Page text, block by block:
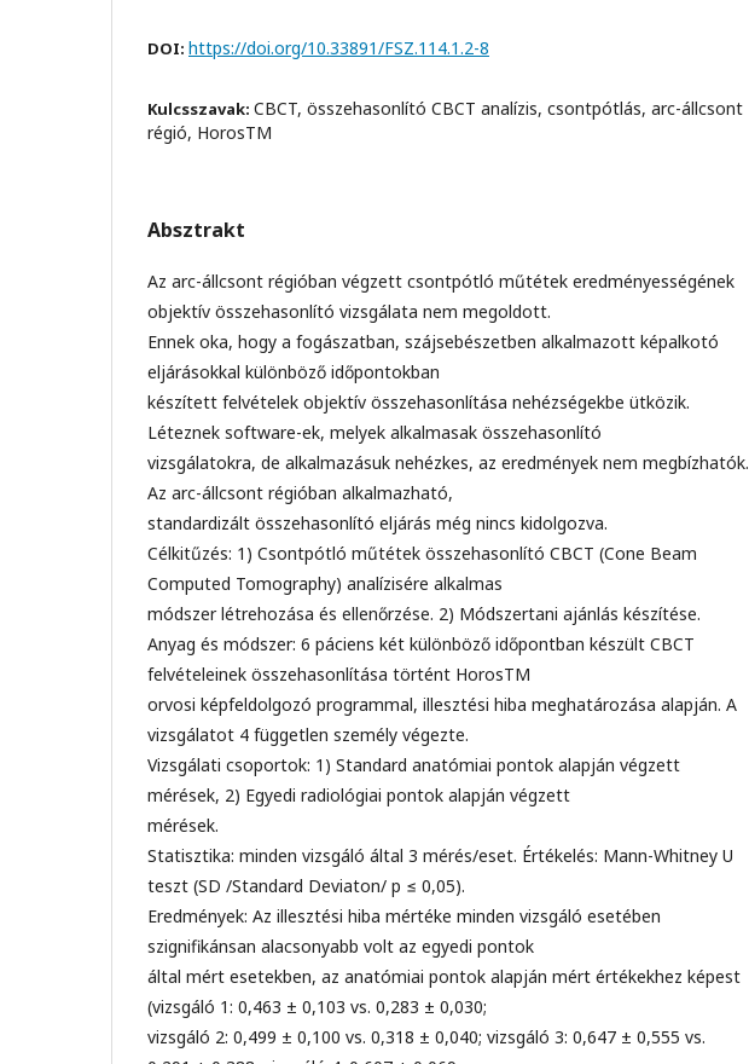
DOI: https://doi.org/10.33891/FSZ.114.1.2-8
Kulcsszavak: CBCT, összehasonlító CBCT analízis, csontpótlás, arc-állcsont
régió, HorosTM
Absztrakt
Az arc-állcsont régióban végzett csontpótló műtétek eredményességének
objektív összehasonlító vizsgálata nem megoldott.
Ennek oka, hogy a fogászatban, szájsebészetben alkalmazott képalkotó
eljárásokkal különböző időpontokban
készített felvételek objektív összehasonlítása nehézségekbe ütközik.
Léteznek software-ek, melyek alkalmasak összehasonlító
vizsgálatokra, de alkalmazásuk nehézkes, az eredmények nem megbízhatók.
Az arc-állcsont régióban alkalmazható,
standardizált összehasonlító eljárás még nincs kidolgozva.
Célkitűzés: 1) Csontpótló műtétek összehasonlító CBCT (Cone Beam
Computed Tomography) analízisére alkalmas
módszer létrehozása és ellenőrzése. 2) Módszertani ajánlás készítése.
Anyag és módszer: 6 páciens két különböző időpontban készült CBCT
felvételeinek összehasonlítása történt HorosTM
orvosi képfeldolgozó programmal, illesztési hiba meghatározása alapján. A
vizsgálatot 4 független személy végezte.
Vizsgálati csoportok: 1) Standard anatómiai pontok alapján végzett
mérések, 2) Egyedi radiológiai pontok alapján végzett
mérések.
Statisztika: minden vizsgáló által 3 mérés/eset. Értékelés: Mann-Whitney U
teszt (SD /Standard Deviaton/ p ≤ 0,05).
Eredmények: Az illesztési hiba mértéke minden vizsgáló esetében
szignifikánsan alacsonyabb volt az egyedi pontok
által mért esetekben, az anatómiai pontok alapján mért értékekhez képest
(vizsgáló 1: 0,463 ± 0,103 vs. 0,283 ± 0,030;
vizsgáló 2: 0,499 ± 0,100 vs. 0,318 ± 0,040; vizsgáló 3: 0,647 ± 0,555 vs.